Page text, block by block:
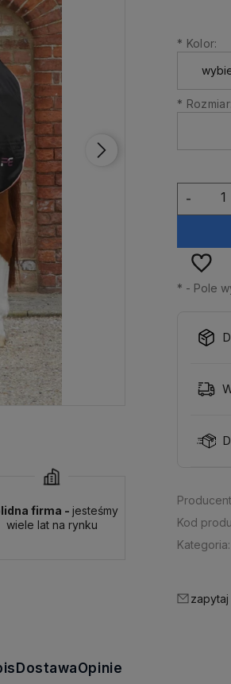
firma - jesteśmy
wiele lat na rynku
* Kolor:
* Rozmiar:
-
* - Pole
Kod
Kategoria:
DostawaOpinie